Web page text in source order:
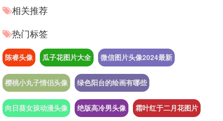
相关推荐
热门标签
陈睿头像 瓜子花图片大全 微信图片头像2024最新
樱桃小丸子情侣头像 绿色阳台的绘画有哪些
向日葵女孩动漫头像 绝版高冷男头像 霜叶红于二月花图片